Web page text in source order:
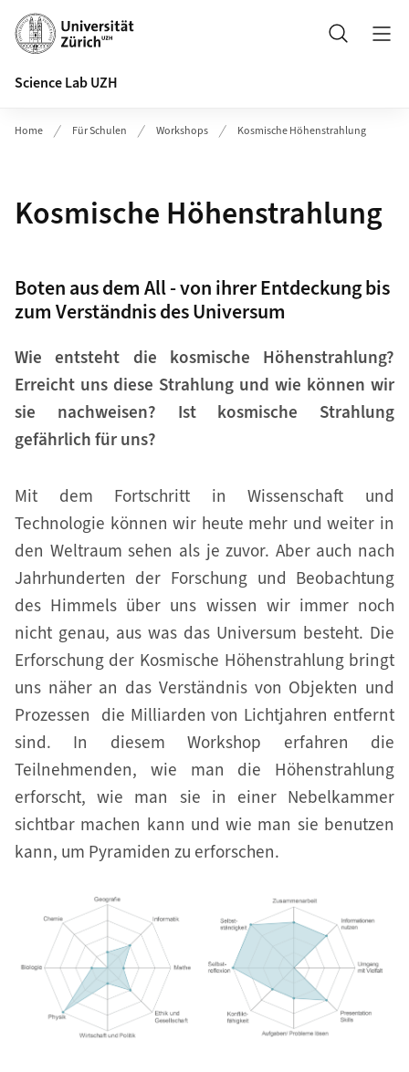
Header
Suche
Science Lab UZH
Home Für Schulen Workshops Kosmische Höhenstrahlung
Kosmische Höhenstrahlung
Boten aus dem All - von ihrer Entdeckung bis
zum Verständnis des Universum
Wie entsteht die kosmische Höhenstrahlung?
Erreicht uns diese Strahlung und wie können wir
sie nachweisen? Ist kosmische Strahlung
gefährlich für uns?
Mit dem Fortschritt in Wissenschaft und
Technologie können wir heute mehr und weiter in
den Weltraum sehen als je zuvor. Aber auch nach
Jahrhunderten der Forschung und Beobachtung
des Himmels über uns wissen wir immer noch
nicht genau, aus was das Universum besteht. Die
Erforschung der Kosmische Höhenstrahlung bringt
uns näher an das Verständnis von Objekten und
Prozessen die Milliarden von Lichtjahren entfernt
sind. In diesem Workshop erfahren die
Teilnehmenden, wie man die Höhenstrahlung
erforscht, wie man sie in einer Nebelkammer
sichtbar machen kann und wie man sie benutzen
kann, um Pyramiden zu erforschen.